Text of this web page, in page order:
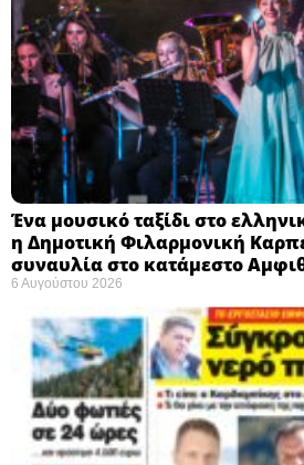
Ένα μουσικό ταξίδι στο
η Δημοτική Φιλαρμονική
συναυλία στο κατάμεστο
6 Αυγούστου 2026